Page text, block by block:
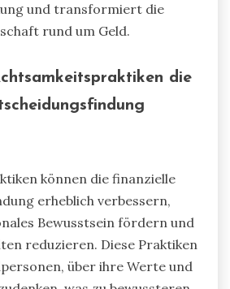
und transformiert die
rund um Geld.
die
können die finanzielle
erheblich verbessern,
Bewusstsein fördern und
reduzieren. Diese Praktiken
über ihre Werte und